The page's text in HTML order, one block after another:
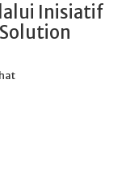
Inisiatif